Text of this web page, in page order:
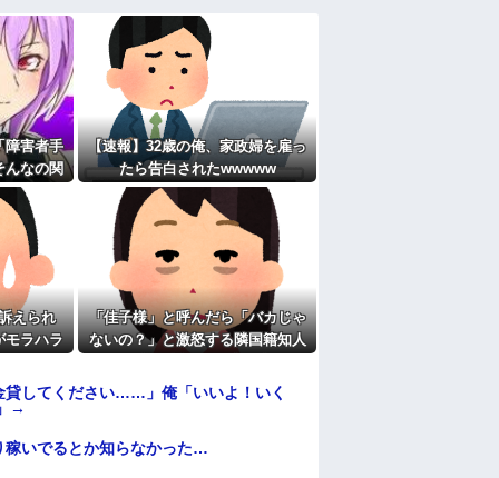
！！！
事件」夫は正しかったのに、なぜ喧嘩は
るクチャラー義母の汚い食べ方に限界
ていいよなぁ。俺なんか忙しくて寝る暇ね
Ｄコピっといてよ」
…元妻の裏切りが判明！！！その理由がこ
がヒワイなことを言われてショックを受
で遊びに行くって多いかな？遅くても21
障害者手
んなの関
られた
て…
【速報】32歳の俺、家政婦を雇っ
たら告白されたwwwww
えられ
モラハラ
「佳子様」と呼んだら「バカじゃ
ないの？」と激怒する隣国籍知人
貸してください……」俺「いいよ！いく
→
稼いでるとか知らなかった…